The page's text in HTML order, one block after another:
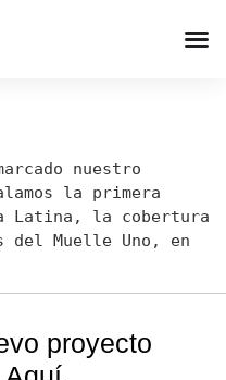
nuestro
la primera
Latina, la cobertura
del Muelle Uno, en
proyecto